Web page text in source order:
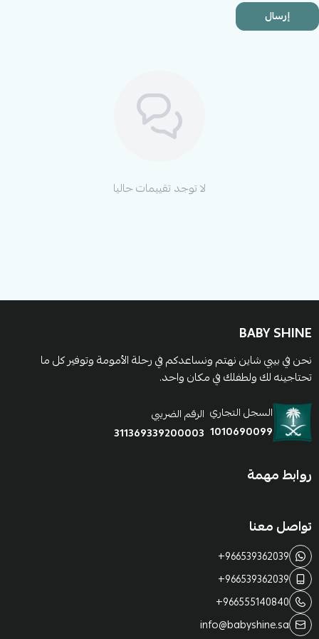
إرسال
لا توجد تقييمات حاليا
BABY SHINE
نحن في بيبي شاين نهتم ونساعدكم في رحلة الأمومة وتوفير كل ما
تحتاجينه لك ولطفلك في مكان واحد.
السجل التجاري
1010690099
الرقم الضريبي
311369339200003
روابط مهمة
تواصل معنا
+966539362039
+966539362039
+966555140840
info@babyshine.sa